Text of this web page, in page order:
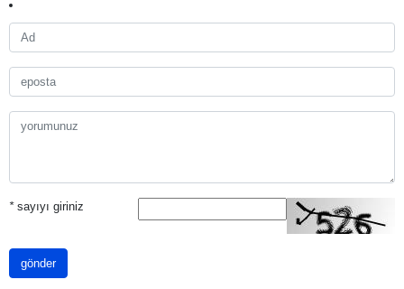
*sayıyı giriniz
gönder